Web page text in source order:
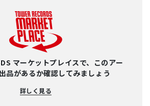
マーケットプレイスで、このアー
品があるか確認してみましょう
詳しく見る